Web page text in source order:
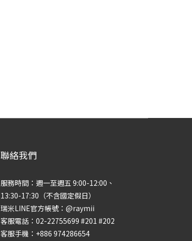
聯絡我們
服務時間：週一至週五 9:00-12:00、
13:30-17:30（不含國定假日）
瑞米LINE官方帳號：@raymii
客服電話：02-22755699 #201 #202
客服手機：+886 974286654
Raymii瑞米
【開通會員卡享200元購物金】
LINE募集中，現在只要加入瑞米